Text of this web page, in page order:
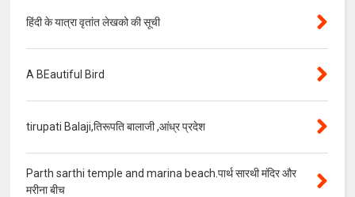
हिंदी के यात्रा वृतांत लेखको की सूची
A BEautiful Bird
tirupati Balaji,तिरूपति बालाजी ,आंध्र प्रदेश
Parth sarthi temple and marina beach.पार्थ सारथी मंदिर और
मरीना बीच